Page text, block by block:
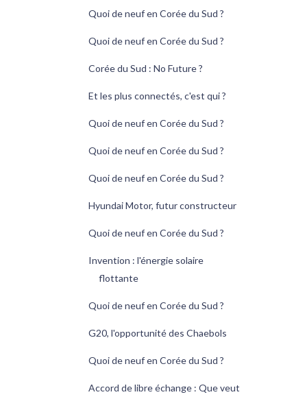
Quoi de neuf en Corée du Sud ?
Quoi de neuf en Corée du Sud ?
Corée du Sud : No Future ?
Et les plus connectés, c'est qui ?
Quoi de neuf en Corée du Sud ?
Quoi de neuf en Corée du Sud ?
Quoi de neuf en Corée du Sud ?
Hyundai Motor, futur constructeur
Quoi de neuf en Corée du Sud ?
Invention : l'énergie solaire
flottante
Quoi de neuf en Corée du Sud ?
G20, l'opportunité des Chaebols
Quoi de neuf en Corée du Sud ?
Accord de libre échange : Que veut